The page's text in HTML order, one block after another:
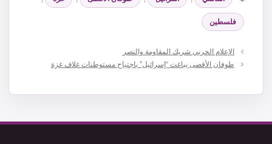
فلسطين
الإعلام الحربي شريك المقاومة والنصر
طوفان الأقصى يباغت “إسرائيل” باجتياح مستوطنات غلاف غزة